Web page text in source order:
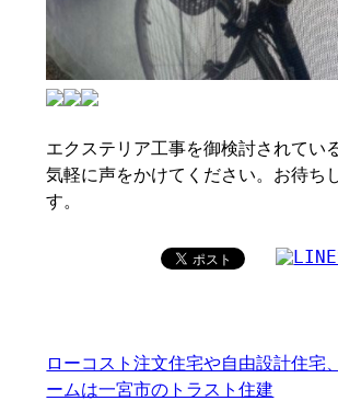
エクステリア工事を御検討されてい
気軽に声をかけてください。お待ち
す。
ローコスト注文住宅や自由設計住宅
ームは一宮市のトラスト住建